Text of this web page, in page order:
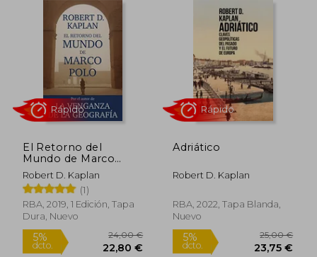
dcto. dcto.
El Retorno del
Mundo de Marco
Polo
Robert D. Kaplan
(1)
RBA, 2019, 1 Edición, Tapa
Dura, Nuevo
Adriático
Robert D. Kaplan
RBA, 2022, Tapa Blanda,
Nuevo